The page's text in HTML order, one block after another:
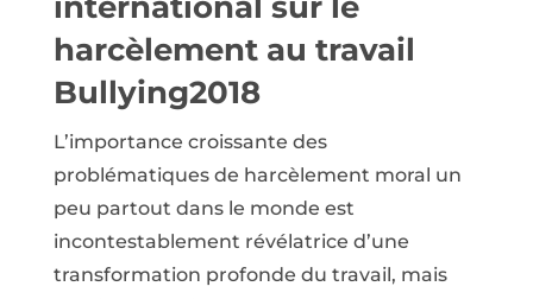
harcèlement au travail
Bullying2018
L’importance croissante des
problématiques de harcèlement moral un
peu partout dans le monde est
incontestablement révélatrice d’une
transformation profonde du travail, mais